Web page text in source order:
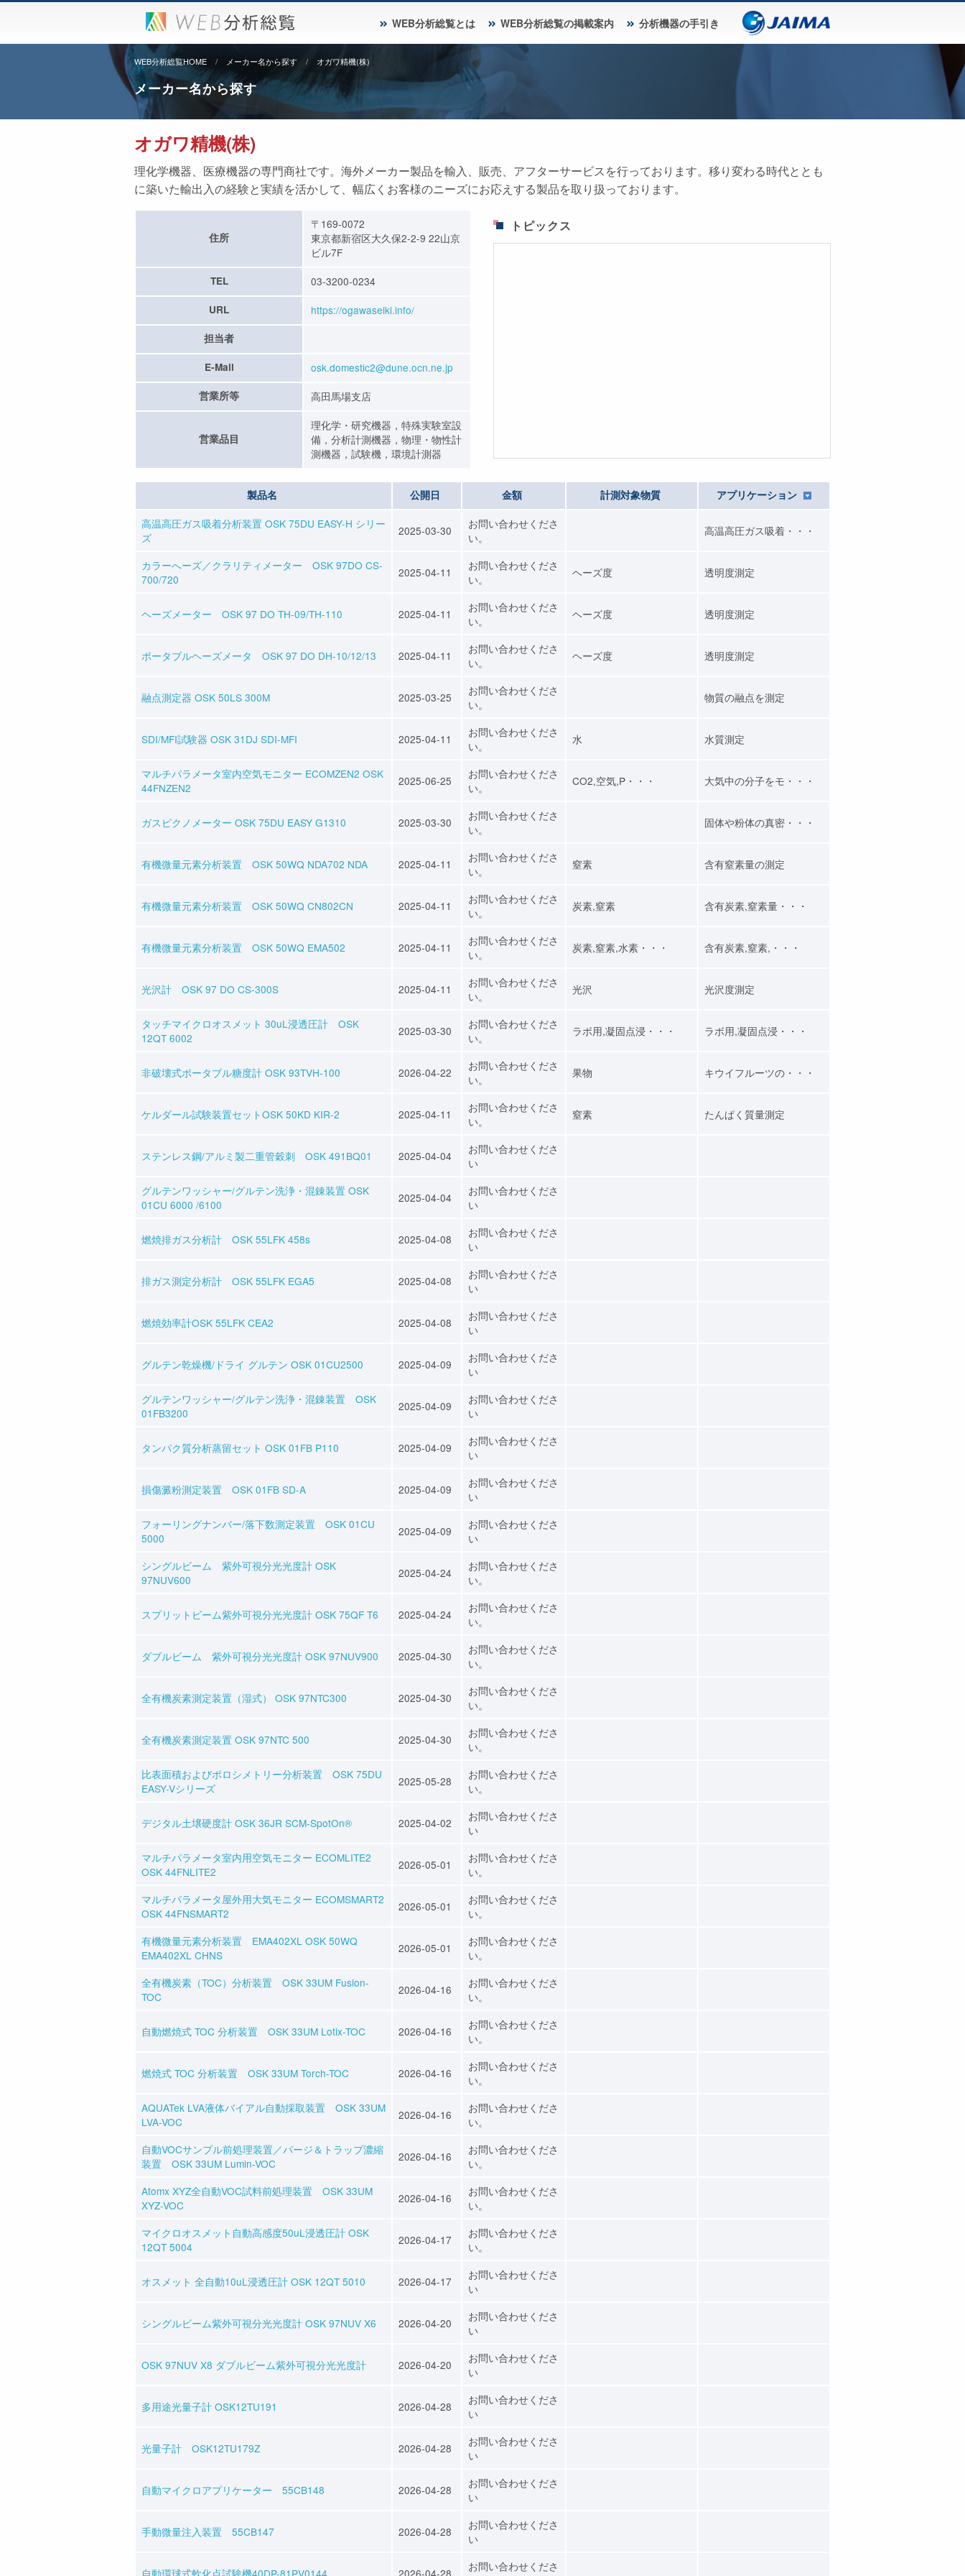
WEB分析総覧とは WEB分析総覧の掲載案内 分析機器の手引き
WEB分析総覧HOME メーカー名から探す オガワ精機(株)
メーカー名から探す
オガワ精機(株)
理化学機器、医療機器の専門商社です。海外メーカー製品を輸入、販売、アフターサービスを行っております。移り変わる時代ととも
に築いた輸出入の経験と実績を活かして、幅広くお客様のニーズにお応えする製品を取り扱っております。
住所
〒169-0072
東京都新宿区大久保2-2-9 22山京
ビル7F
TEL 03-3200-0234
URL https://ogawaseiki.info/
担当者
E-Mail osk.domestic2@dune.ocn.ne.jp
営業所等 高田馬場支店
営業品目
理化学・研究機器，特殊実験室設
備，分析計測機器，物理・物性計
測機器，試験機，環境計測器
トピックス
製品名 公開日 金額 計測対象物質 アプリケーション
高温高圧ガス吸着分析装置 OSK 75DU EASY-H シリー
ズ
2025-03-30
お問い合わせくださ
い。
高温高圧ガス吸着・・・
カラーへーズ／クラリティメーター OSK 97DO CS-
700/720
2025-04-11
お問い合わせくださ
い。
ヘーズ度 透明度測定
ヘーズメーター OSK 97 DO TH-09/TH-110 2025-04-11
お問い合わせくださ
い。
ヘーズ度 透明度測定
ポータブルヘーズメータ OSK 97 DO DH-10/12/13 2025-04-11
お問い合わせくださ
い。
ヘーズ度 透明度測定
融点測定器 OSK 50LS 300M 2025-03-25
お問い合わせくださ
い。
物質の融点を測定
SDI/MFI試験器 OSK 31DJ SDI-MFI 2025-04-11
お問い合わせくださ
い。
水 水質測定
マルチパラメータ室内空気モニター ECOMZEN2 OSK
44FNZEN2
2025-06-25
お問い合わせくださ
い。
CO2,空気,P・・・ 大気中の分子をモ・・・
ガスピクノメーター OSK 75DU EASY G1310 2025-03-30
お問い合わせくださ
い。
固体や粉体の真密・・・
有機微量元素分析装置 OSK 50WQ NDA702 NDA 2025-04-11
お問い合わせくださ
い。
窒素 含有窒素量の測定
有機微量元素分析装置 OSK 50WQ CN802CN 2025-04-11
お問い合わせくださ
い。
炭素,窒素 含有炭素,窒素量・・・
有機微量元素分析装置 OSK 50WQ EMA502 2025-04-11
お問い合わせくださ
い。
炭素,窒素,水素・・・ 含有炭素,窒素,・・・
光沢計 OSK 97 DO CS-300S 2025-04-11
お問い合わせくださ
い。
光沢 光沢度測定
タッチマイクロオスメット 30uL浸透圧計 OSK
12QT 6002
2025-03-30
お問い合わせくださ
い。
ラボ用,凝固点浸・・・ ラボ用,凝固点浸・・・
非破壊式ポータブル糖度計 OSK 93TVH-100 2026-04-22
お問い合わせくださ
い。
果物 キウイフルーツの・・・
ケルダール試験装置セットOSK 50KD KIR-2 2025-04-11
お問い合わせくださ
い。
窒素 たんぱく質量測定
ステンレス鋼/アルミ製二重管穀刺 OSK 491BQ01 2025-04-04
お問い合わせくださ
い
グルテンワッシャー/グルテン洗浄・混錬装置 OSK
01CU 6000 /6100
2025-04-04
お問い合わせくださ
い
燃焼排ガス分析計 OSK 55LFK 458s 2025-04-08
お問い合わせくださ
い
排ガス測定分析計 OSK 55LFK EGA5 2025-04-08
お問い合わせくださ
い
燃焼効率計OSK 55LFK CEA2 2025-04-08
お問い合わせくださ
い
グルテン乾燥機/ドライ グルテン OSK 01CU2500 2025-04-09
お問い合わせくださ
い
グルテンワッシャー/グルテン洗浄・混錬装置 OSK
01FB3200
2025-04-09
お問い合わせくださ
い
タンパク質分析蒸留セット OSK 01FB P110 2025-04-09
お問い合わせくださ
い
損傷澱粉測定装置 OSK 01FB SD-A 2025-04-09
お問い合わせくださ
い
フォーリングナンバー/落下数測定装置 OSK 01CU
5000
2025-04-09
お問い合わせくださ
い
シングルビーム 紫外可視分光光度計 OSK
97NUV600
2025-04-24
お問い合わせくださ
い。
スプリットビーム紫外可視分光光度計 OSK 75QF T6 2025-04-24
お問い合わせくださ
い。
ダブルビーム 紫外可視分光光度計 OSK 97NUV900 2025-04-30
お問い合わせくださ
い。
全有機炭素測定装置（湿式） OSK 97NTC300 2025-04-30
お問い合わせくださ
い。
全有機炭素測定装置 OSK 97NTC 500 2025-04-30
お問い合わせくださ
い。
比表面積およびポロシメトリー分析装置 OSK 75DU
EASY-Vシリーズ
2025-05-28
お問い合わせくださ
い。
デジタル土壌硬度計 OSK 36JR SCM-SpotOn® 2025-04-02
お問い合わせくださ
い
マルチパラメータ室内用空気モニター ECOMLITE2
OSK 44FNLITE2
2026-05-01
お問い合わせくださ
い。
マルチパラメータ屋外用大気モニター ECOMSMART2
OSK 44FNSMART2
2026-05-01
お問い合わせくださ
い。
有機微量元素分析装置 EMA402XL OSK 50WQ
EMA402XL CHNS
2026-05-01
お問い合わせくださ
い。
全有機炭素（TOC）分析装置 OSK 33UM Fusion-
TOC
2026-04-16
お問い合わせくださ
い。
自動燃焼式 TOC 分析装置 OSK 33UM Lotix-TOC 2026-04-16
お問い合わせくださ
い。
燃焼式 TOC 分析装置 OSK 33UM Torch-TOC 2026-04-16
お問い合わせくださ
い。
AQUATek LVA液体バイアル自動採取装置 OSK 33UM
LVA-VOC
2026-04-16
お問い合わせくださ
い。
自動VOCサンプル前処理装置／パージ＆トラップ濃縮
装置 OSK 33UM Lumin-VOC
2026-04-16
お問い合わせくださ
い。
Atomx XYZ全自動VOC試料前処理装置 OSK 33UM
XYZ-VOC
2026-04-16
お問い合わせくださ
い。
マイクロオスメット自動高感度50uL浸透圧計 OSK
12QT 5004
2026-04-17
お問い合わせくださ
い。
オスメット 全自動10uL浸透圧計 OSK 12QT 5010 2026-04-17
お問い合わせくださ
い
シングルビーム紫外可視分光光度計 OSK 97NUV X6 2026-04-20
お問い合わせくださ
い
OSK 97NUV X8 ダブルビーム紫外可視分光光度計 2026-04-20
お問い合わせくださ
い
多用途光量子計 OSK12TU191 2026-04-28
お問い合わせくださ
い
光量子計 OSK12TU179Z 2026-04-28
お問い合わせくださ
い
自動マイクロアプリケーター 55CB148 2026-04-28
お問い合わせくださ
い
手動微量注入装置 55CB147 2026-04-28
お問い合わせくださ
い
自動環球式軟化点試験機40DP-81PV0144 2026-04-28
お問い合わせくださ